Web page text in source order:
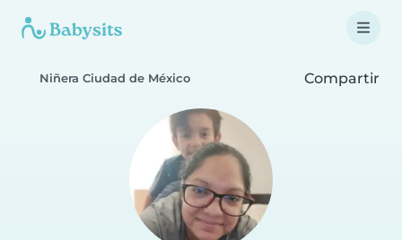
Niñera Ciudad de México Compartir